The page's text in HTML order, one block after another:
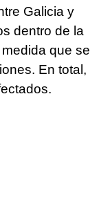
Galicia y
dentro de la
que se
En total,